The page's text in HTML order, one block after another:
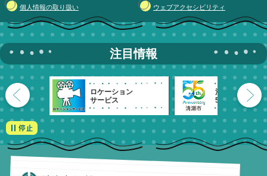
個人情報の取り扱い ウェブアクセシビリティ
注目情報
ロケーション
サービス
清瀬市
55周年記念